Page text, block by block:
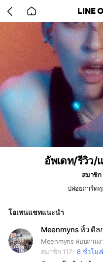
back
to
home
LINE
อัพเดท/รีวิว/
สมาชิก
ปล่อยการ์ด
โอเพนแชทแนะนำ
Meenmyns หิ้ว ดี
Meenmyns สอบถาม
สมาชิก 117
8 ชั่วโม